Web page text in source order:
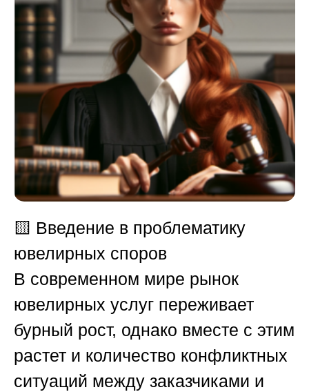
🟨 Введение в проблематику
ювелирных споров
В современном мире рынок
ювелирных услуг переживает
бурный рост, однако вместе с этим
растет и количество конфликтных
ситуаций между заказчиками и